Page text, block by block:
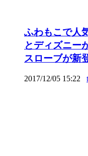
ふわもこで人
とディズニー
スローブが新
2017/12/05 15:22